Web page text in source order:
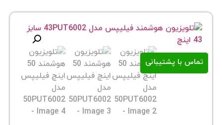
پشتیبانی